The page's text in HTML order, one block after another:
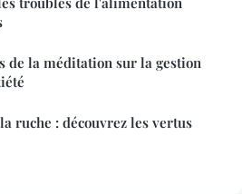
de la méditation sur la gestion
ruche : découvrez les vertus